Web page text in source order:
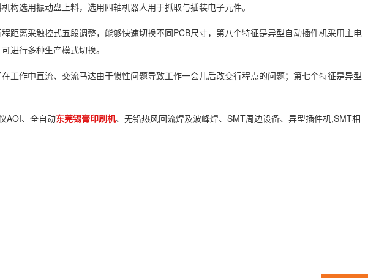
构选用振动盘上料，选用四轴机器人用于抓取与插装电子元件。
距离采触控式五段调整，能够快速切换不同PCB尺寸，第八个特征是异型自动插件机采用主电
进行多种生产模式切换。
工作中直流、交流马达由于惯性问题导致工作一会儿后改变行程点的问题；第七个特征是异型
AOI、全自动东莞锡膏印刷机、无铅热风回流焊及波峰焊、SMT周边设备、异型插件机,SMT相